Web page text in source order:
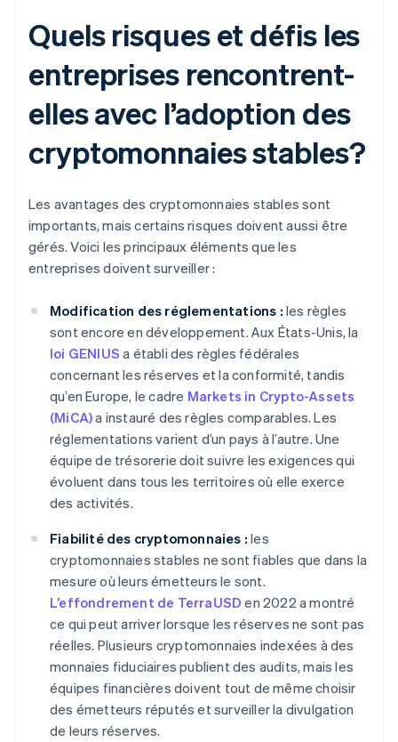
Quels risques et défis les
entreprises rencontrent-
elles avec l’adoption des
cryptomonnaies stables?
Les avantages des cryptomonnaies stables sont
importants, mais certains risques doivent aussi être
gérés. Voici les principaux éléments que les
entreprises doivent surveiller :
Modification des réglementations : les règles
sont encore en développement. Aux États-Unis, la
loi GENIUS a établi des règles fédérales
concernant les réserves et la conformité, tandis
qu’en Europe, le cadre Markets in Crypto-Assets
(MiCA)a instauré des règles comparables. Les
réglementations varient d’un pays à l’autre. Une
équipe de trésorerie doit suivre les exigences qui
évoluent dans tous les territoires où elle exerce
des activités.
Fiabilité des cryptomonnaies : les
cryptomonnaies stables ne sont fiables que dans la
mesure où leurs émetteurs le sont.
L’effondrement de TerraUSD en 2022 a montré
ce qui peut arriver lorsque les réserves ne sont pas
réelles. Plusieurs cryptomonnaies indexées à des
monnaies fiduciaires publient des audits, mais les
équipes financières doivent tout de même choisir
des émetteurs réputés et surveiller la divulgation
de leurs réserves.